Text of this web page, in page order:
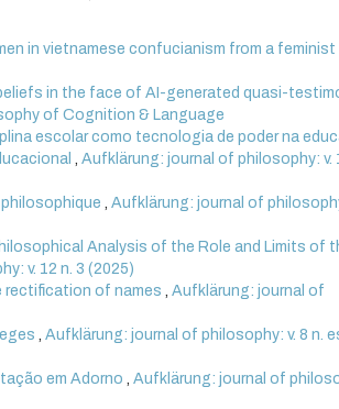
in vietnamese confucianism from a feminist
in the face of AI-generated quasi-
of Cognition & Language
escolar como tecnologia de poder na
,Aufklärung: journal of philosophy: v.
,Aufklärung: journal of
Analysis of the Role and Limits of
v. 12 n. 3 (2025)
rectification of names,Aufklärung: journal of
,Aufklärung: journal of philosophy: v. 8 n.
em Adorno,Aufklärung: journal of